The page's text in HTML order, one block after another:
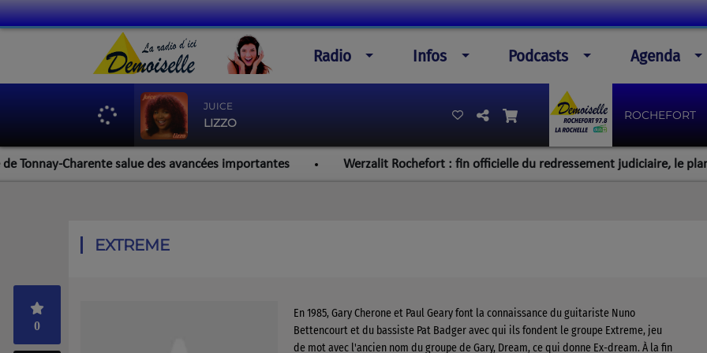
Radio Infos Podcasts Agenda
JUICE
LIZZO
ROCHEFORT
Charente salue des avancées importantes Werzalit Rochefort : fin officielle du redressement judiciaire, le plan de
EXTREME
0
En 1985, Gary Cherone et Paul Geary font la connaissance du guitariste Nuno
Bettencourt et du bassiste Pat Badger avec qui ils fondent le groupe Extreme, jeu
de mot avec l'ancien nom du groupe de Gary, Dream, ce qui donne Ex-dream. À la fin